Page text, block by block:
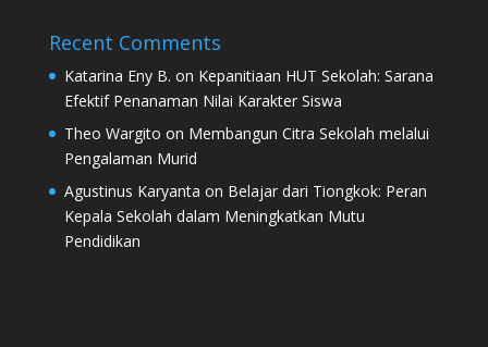
Recent Comments
Katarina Eny B. on Kepanitiaan HUT Sekolah: Sarana
Efektif Penanaman Nilai Karakter Siswa
Theo Wargito on Membangun Citra Sekolah melalui
Pengalaman Murid
Agustinus Karyanta on Belajar dari Tiongkok: Peran
Kepala Sekolah dalam Meningkatkan Mutu
Pendidikan